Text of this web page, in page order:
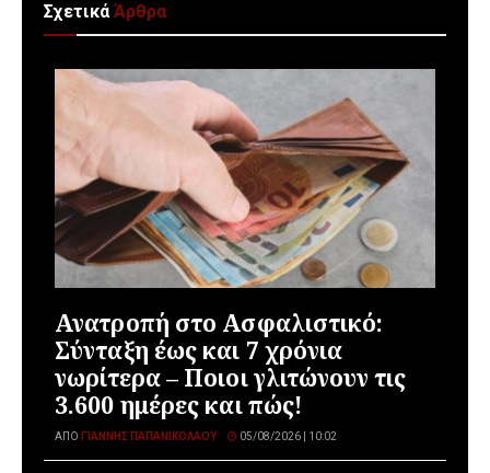
ΣχετικάΆρθρα
Ανατροπή στο Ασφαλιστικό:
Σύνταξη έως και 7 χρόνια
νωρίτερα – Ποιοι γλιτώνουν τις
3.600 ημέρες και πώς!
ΑΠΌ ΓΙΆΝΝΗΣ ΠΑΠΑΝΙΚΟΛΆΟΥ 05/08/2026 | 10:02